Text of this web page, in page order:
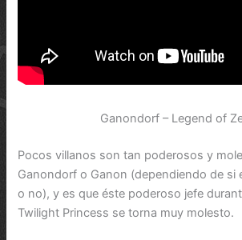
Ganondorf – Legend of
Pocos villanos son tan poderosos y
Ganondorf o Ganon (dependiendo de si
o no), y es que éste poderoso jefe
Twilight Princess se torna muy molesto.